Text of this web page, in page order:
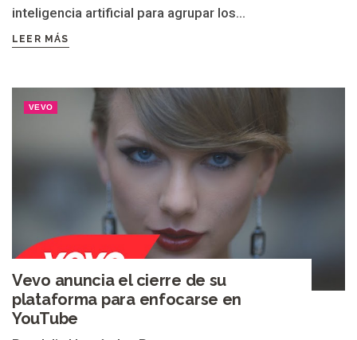
inteligencia artificial para agrupar los...
LEER MÁS
VEVO
Vevo anuncia el cierre de su
plataforma para enfocarse en
YouTube